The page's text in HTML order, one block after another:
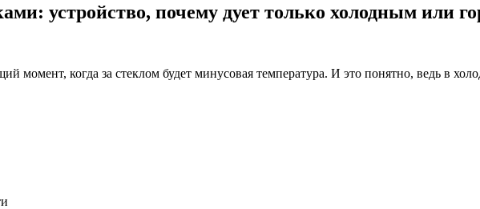
устройство, почему дует только холодным или
когда за стеклом будет минусовая температура. И это понятно, ведь в